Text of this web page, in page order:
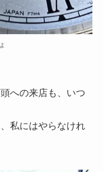
への来店も、いつ
私にはやらなけれ